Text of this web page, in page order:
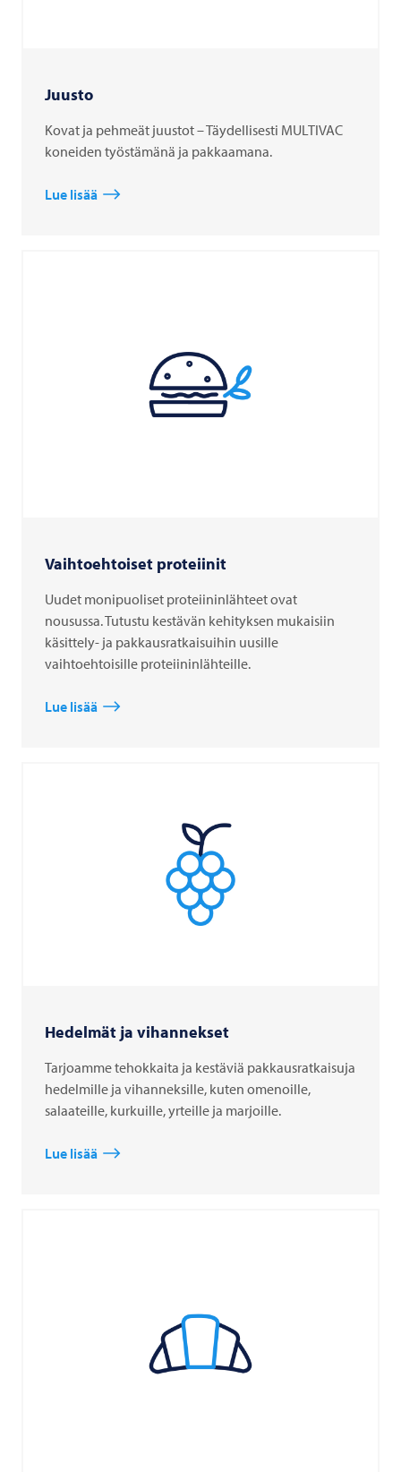
Juusto
Kovat ja pehmeät juustot – Täydellisesti MULTIVAC
koneiden työstämänä ja pakkaamana.
Lue lisää
Vaihtoehtoiset proteiinit
Uudet monipuoliset proteiininlähteet ovat
nousussa. Tutustu kestävän kehityksen mukaisiin
käsittely- ja pakkausratkaisuihin uusille
vaihtoehtoisille proteiininlähteille.
Lue lisää
Hedelmät ja vihannekset
Tarjoamme tehokkaita ja kestäviä pakkausratkaisuja
hedelmille ja vihanneksille, kuten omenoille,
salaateille, kurkuille, yrteille ja marjoille.
Lue lisää